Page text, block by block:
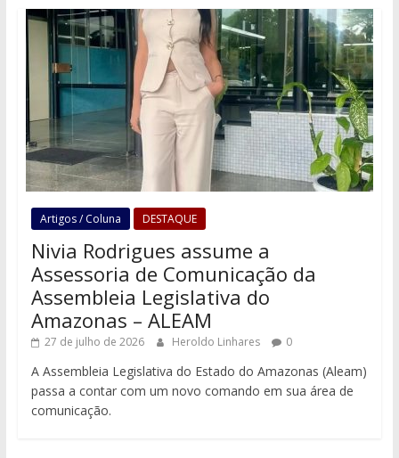
Artigos / Coluna DESTAQUE
Nivia Rodrigues assume a
Assessoria de Comunicação da
Assembleia Legislativa do
Amazonas – ALEAM
27 de julho de 2026 Heroldo Linhares 0
A Assembleia Legislativa do Estado do Amazonas (Aleam)
passa a contar com um novo comando em sua área de
comunicação.